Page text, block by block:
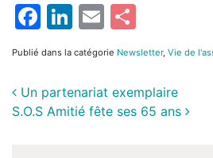
Facebook
LinkedIn
Email
Publié dans la catégorie Newsletter, Vie de
Un partenariat exemplaire
S.O.S Amitié fête ses 65 ans